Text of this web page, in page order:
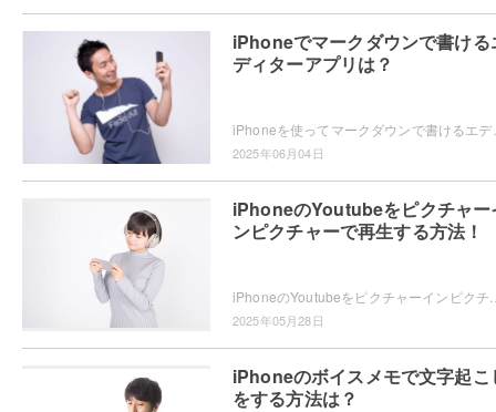
iPhoneでマークダウンで書ける
ディターアプリは？
2025年06月04日
iPhoneのYoutubeをピクチャー
ンピクチャーで再生する方法！
2025年05月28日
iPhoneのボイスメモで文字起こ
をする方法は？